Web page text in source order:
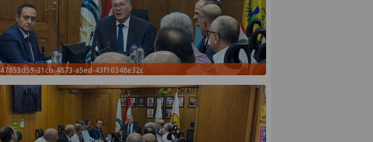
47853d59-31cb-4873-a5ed-43f10348e32c